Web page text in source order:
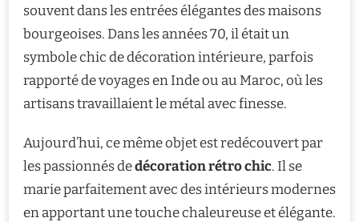
souvent dans les entrées élégantes des maisons
bourgeoises. Dans les années 70, il était un
symbole chic de décoration intérieure, parfois
rapporté de voyages en Inde ou au Maroc, où les
artisans travaillaient le métal avec finesse.
Aujourd’hui, ce même objet est redécouvert par
les passionnés dedécoration rétro chic. Il se
marie parfaitement avec des intérieurs modernes
en apportant une touche chaleureuse et élégante.